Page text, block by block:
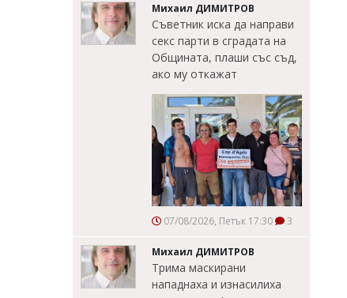
Михаил ДИМИТРОВ
Съветник иска да направи
секс парти в сградата на
Общината, плаши със съд,
ако му откажат
07/08/2026, Петък 17:30 3
Михаил ДИМИТРОВ
Трима маскирани
нападнаха и изнасилиха